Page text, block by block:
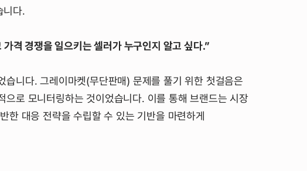
니다.
격 경쟁을 일으키는 셀러가 누구인지 알고 싶다.”
습니다. 그레이마켓(무단판매) 문제를 풀기 위한 첫걸음은
으로 모니터링하는 것이었습니다. 이를 통해 브랜드는 시장
한 대응 전략을 수립할 수 있는 기반을 마련하게